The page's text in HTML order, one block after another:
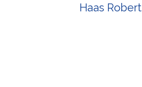
Haas Robert